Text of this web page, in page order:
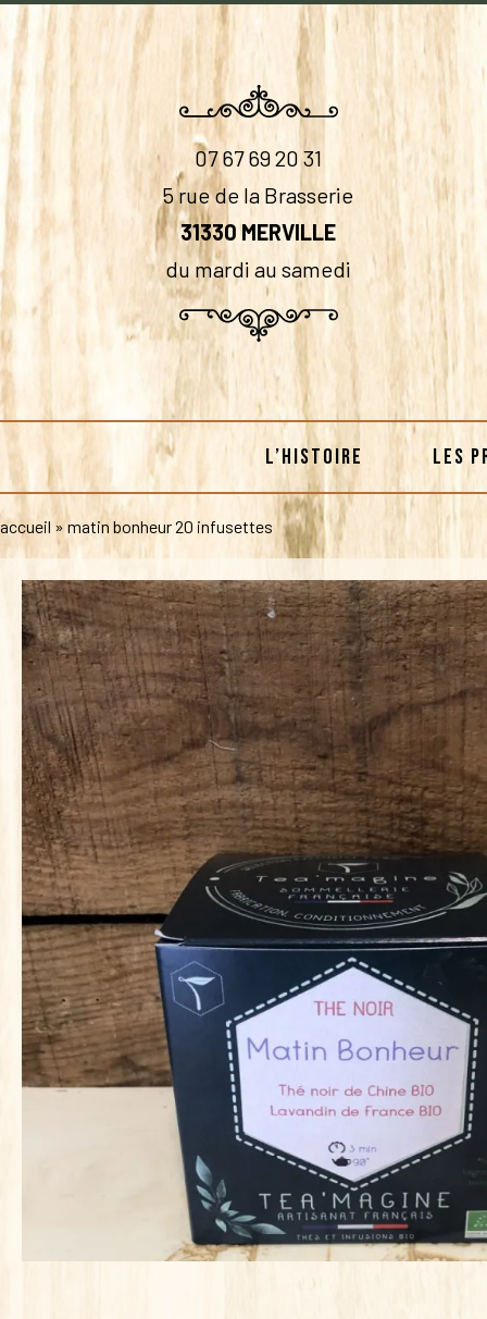
07 67 69 20 31
5 rue de la Brasserie
31330 MERVILLE
du mardi au samedi
L’HISTOIRE LES
accueil »matin bonheur 20 infusettes